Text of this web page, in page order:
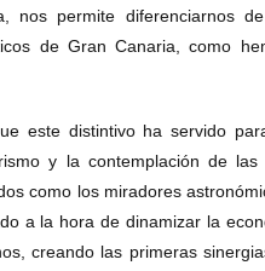
nos permite diferenciarnos
de Gran Canaria, como
este distintivo ha servido
y la contemplación de las
como los miradores
a la hora de dinamizar la
creando las primeras